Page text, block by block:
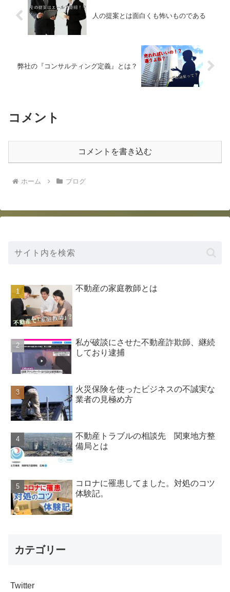
人の提案とは面白くも怖いものである
弊社の『コンサルティング定義』とは？
コメント
コメントを書き込む
ホーム ブログ
不動産の家庭教師とは
私が破談にさせた不動産詐欺師、継続
しており逮捕
火災保険を使ったビジネスの不誠実な
業者の見極め方
不動産トラブルの相談先 関東地方整
備局とは
コロナに罹患してました。対処のコツ
体験記。
カテゴリー
Twitter